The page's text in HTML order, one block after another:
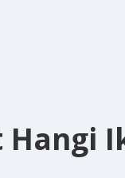
Hangi